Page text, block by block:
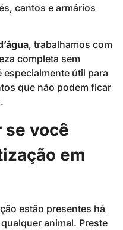
cantos e armários
, trabalhamos com
completa sem
útil para
que não podem ficar
você
em
estão presentes há
animal. Preste